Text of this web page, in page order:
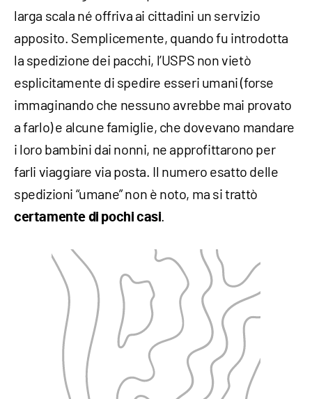
larga scala né offriva ai cittadini un servizio
apposito. Semplicemente, quando fu introdotta
la spedizione dei pacchi, l’USPS non vietò
esplicitamente di spedire esseri umani (forse
immaginando che nessuno avrebbe mai provato
a farlo) e alcune famiglie, che dovevano mandare
i loro bambini dai nonni, ne approfittarono per
farli viaggiare via posta. Il numero esatto delle
spedizioni “umane” non è noto, ma si trattò
certamente di pochi casi